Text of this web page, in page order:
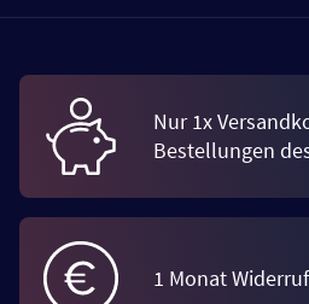
Nur 1x
Bestellungen
1 Monat